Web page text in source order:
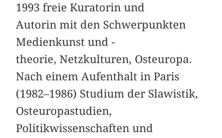
1993 freie Kuratorin und
Autorin mit den Schwerpunkten
Medienkunst und -
theorie, Netzkulturen, Osteuropa.
Nach einem Aufenthalt in Paris
(1982–1986) Studium der Slawistik,
Osteuropastudien,
Politikwissenschaften und